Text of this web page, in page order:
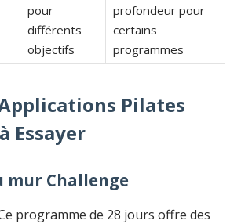
pour
différents
objectifs
profondeur pour
certains
programmes
Pilates
Essayer
mur Challenge
programme de 28 jours offre des